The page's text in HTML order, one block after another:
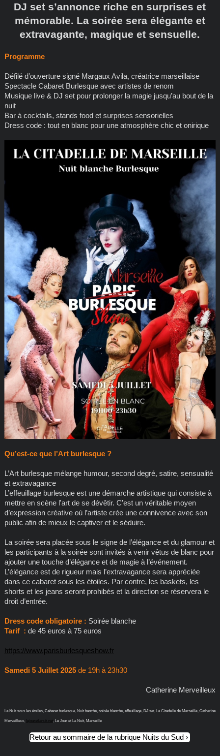
DJ set s’annonce riche en surprises et
mémorable. La soirée sera élégante et
extravagante, magique et sensuelle.
Programme
Défilé d’ouverture signé Margaux Avila, créatrice marseillaise
Spectacle Cabaret Burlesque avec artistes de renom
Musique live & DJ set pour prolonger la magie jusqu’au bout de la
nuit
Bar à cocktails, stands food et surprises sensorielles
Dress code : tout en blanc pour une atmosphère chic et onirique
Qu’est-ce que l’Art burlesque ?
L’Art burlesque mélange humour, second degré, satire, sensualité
et extravagance
L’effeuillage burlesque est une démarche artistique qui consiste à
mettre en scène l'art de se dévêtir. C’est un véritable moyen
d’expression créative où l’artiste crée une connivence avec son
public afin de mieux le captiver et le séduire.
La soirée sera placée sous le signe de l’élégance et du glamour et
les participants à la soirée sont invités à venir vêtus de blanc pour
ajouter une touche d’élégance et de magie à l’événement.
L’élégance est de rigueur mais l’extravagance sera appréciée
dans ce cabaret sous les étoiles. Par contre, les baskets, les
shorts et les jeans seront prohibés et la direction se réservera le
droit d’entrée.
Dress code obligatoire : Soirée blanche
Tarif : de 45 euros à 75 euros
https://www.parisburlesqueshow.fr
Samedi 5 Juillet 2025 de 19h à 23h30
Catherine Merveilleux
La Nuit sous les étoiles, Cabaret burlesque, Nuit banche, soirée blanche, effeuillage, DJ set, La Citadelle de Marseille, Catherine
Merveilleux, lejouretlanuit.net, Le Jour et La Nuit, Marseille
Retour au sommaire de la rubrique Nuits du Sud